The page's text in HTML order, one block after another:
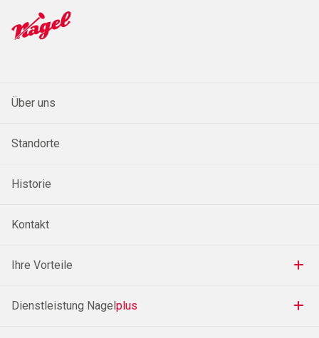
Über uns
Standorte
Historie
Kontakt
Ihre Vorteile
Dienstleistung Nagel plus